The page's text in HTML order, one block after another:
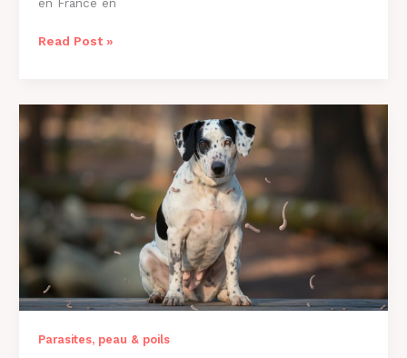
en France en
Pourquoi
Ses
Poils
Causes
Solutions
Read Post »
Parasites, peau & poils